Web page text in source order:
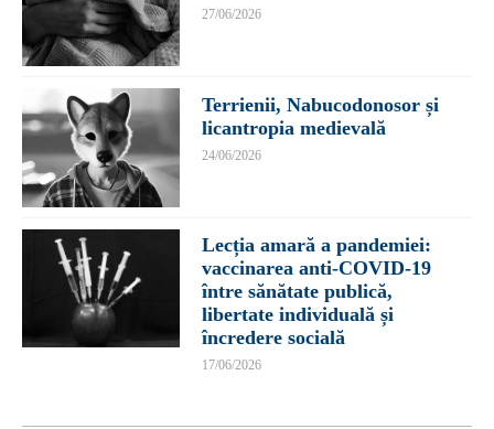
27/06/2026
Terrienii, Nabucodonosor și
licantropia medievală
24/06/2026
Lecția amară a pandemiei:
vaccinarea anti-COVID-19
între sănătate publică,
libertate individuală și
încredere socială
17/06/2026